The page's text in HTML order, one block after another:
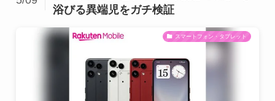
浴びる異端児をガチ検証
スマートフォン・タブレット